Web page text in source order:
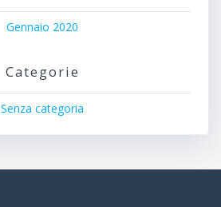
Gennaio 2020
Categorie
Senza categoria